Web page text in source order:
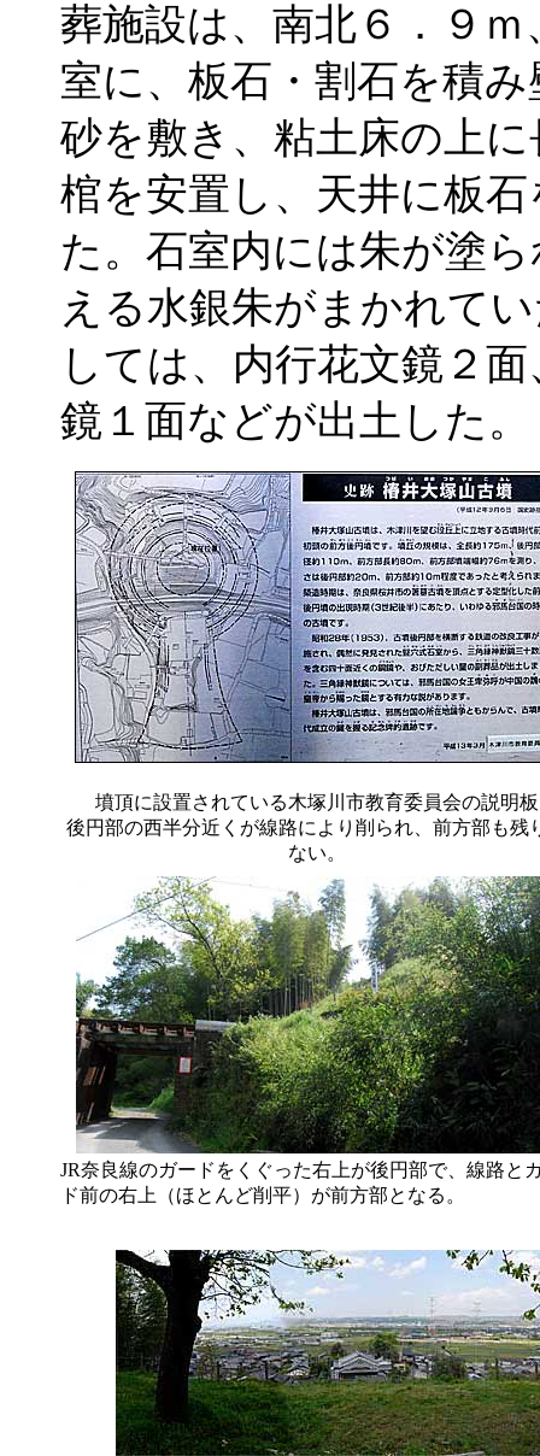
葬施設は、南北６．９
室に、板石・割石を積
砂を敷き、粘土床の上
棺を安置し、天井に板
た。石室内には朱が塗
える水銀朱がまかれて
しては、内行花文鏡２
鏡１面などが出土した。
墳頂に設置されている木塚川市教育委員会の説明板
後円部の西半分近くが線路により削られ、前方部も残
ない。
JR奈良線のガードをくぐった右上が後円部で、線路と
ド前の右上（ほとんど削平）が前方部となる。